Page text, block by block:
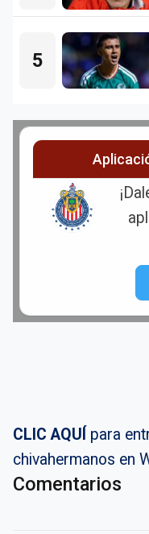
5
CLIC AQUÍ para
chivahermanos en
Comentarios